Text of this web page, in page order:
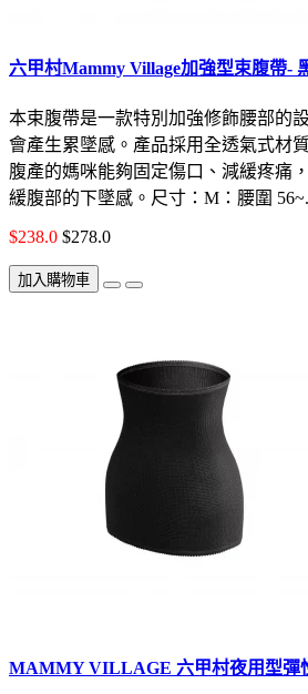
六甲村Mammy Village加強型束腹帶-
本束腹帶是一款特別加強修飾腰部的
會產生累墜感。產品採用全透氣式材
腹產的媽咪能夠固定傷口、減緩疼痛
緩腹部的下墜感。尺寸：M：腰圍
$238.0 $278.0
加入購物車
MAMMY VILLAGE 六甲村夜用型彈